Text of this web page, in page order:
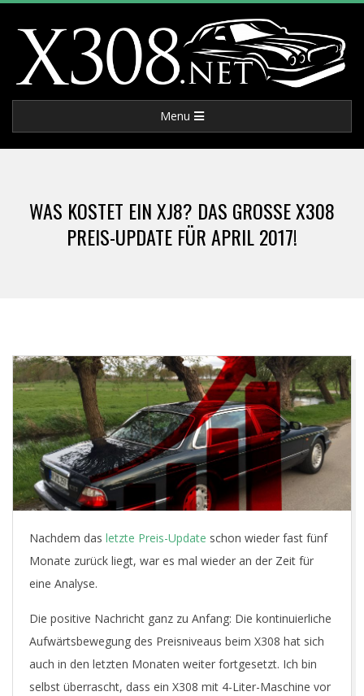
content
X
3
0
8
E
T
Navigation
Menu
WAS KOSTET EIN XJ8? DAS GROSSE X308 P
REIS-UPDATE FÜR APRIL 2017!
Nachdem das letzte Preis-Update schon wieder fast fünf
Monate zurück liegt, war es mal wieder an der Zeit für
eine Analyse.
Die positive Nachricht ganz zu Anfang: Die kontinuierliche
Aufwärtsbewegung des Preisniveaus beim X308 hat sich
auch in den letzten Monaten weiter fortgesetzt. Ich bin
selbst überrascht, dass ein X308 mit 4-Liter-Maschine vor